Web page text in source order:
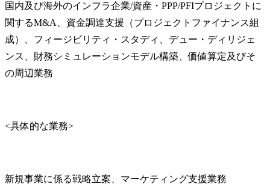
国内及び海外のインフラ企業/資産・PPP/PFIプロジェクトに
関するM&A、資金調達支援（プロジェクトファイナンス組
成）、フィージビリティ・スタディ、デュー・ディリジェ
ンス、財務シミュレーションモデル構築、価値算定及びそ
の周辺業務
<具体的な業務>
新規事業に係る戦略立案、マーケティング支援業務